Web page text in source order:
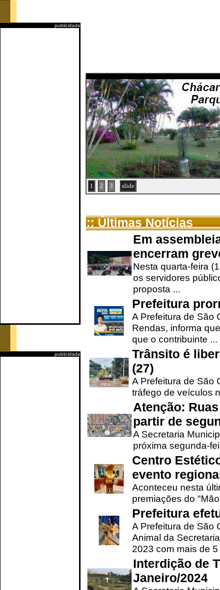
publicidade
publicidade
1 2 3 slide
:: Últimas Notícias
Em
encerram
Nesta quarta-feira
os servidores
proposta ...
Prefeitura
A Prefeitura de São
Rendas, informa
que o contribuinte ...
Trânsito é
(27)
A Prefeitura de São
tráfego de veículos
Atenção:
partir de
A Secretaria
próxima segunda-
Centro
evento
Aconteceu nesta
premiações do
Prefeitura
A Prefeitura de São
Animal da
2023 com mais de 5
Interdição de
Janeiro/2024